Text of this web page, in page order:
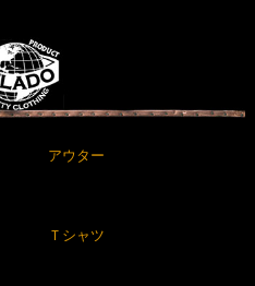
アウター
Ｔシャツ